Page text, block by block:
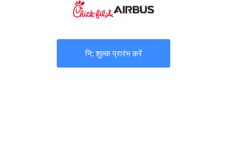
नि: शुल्क प्रारंभ करें